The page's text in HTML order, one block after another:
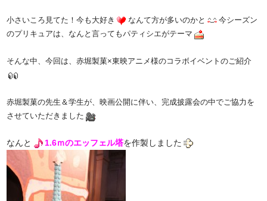
小さいころ見てた！今も大好き なんて方が多いのかと
今シーズン
のプリキュアは、なんと言ってもパティシエがテーマ
そんな中、今回は、赤堀製菓×東映アニメ様のコラボイベントのご紹介
赤堀製菓の先生＆学生が、映画公開に伴い、完成披露会の中でご協力を
させていただきました
なんと 1.6ｍのエッフェル塔を作製しました